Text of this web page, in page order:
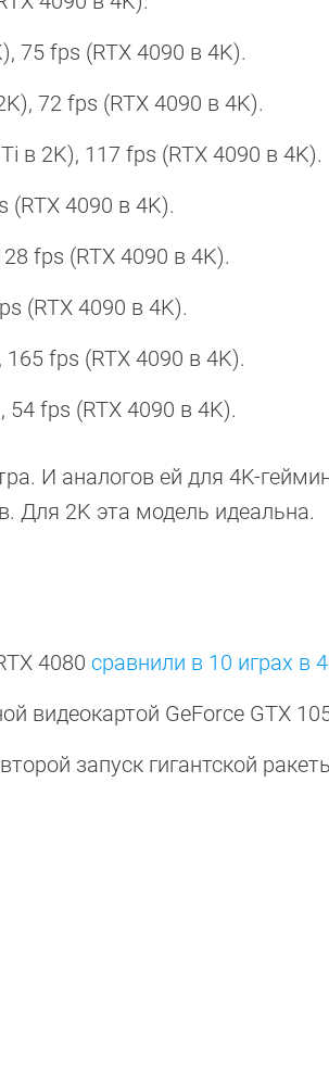
75 fps (RTX 4090 в 4K).
72 fps (RTX 4090 в 4K).
в 2K), 117 fps (RTX 4090 в 4K).
(RTX 4090 в 4K).
fps (RTX 4090 в 4K).
(RTX 4090 в 4K).
fps (RTX 4090 в 4K).
fps (RTX 4090 в 4K).
И аналогов ей для 4K-
Для 2K эта модель идеальна.
4080 сравнили в 10 играх в
видеокартой GeForce GTX
запуск гигантской